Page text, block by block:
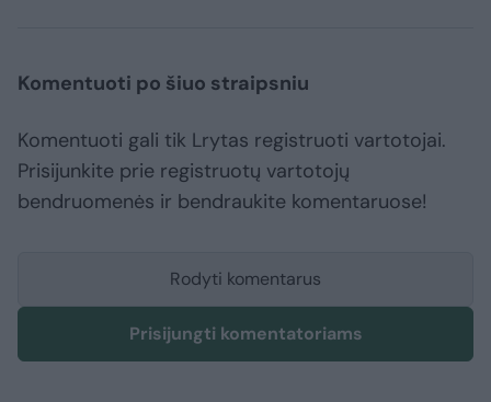
Komentuoti po šiuo straipsniu
Komentuoti gali tik Lrytas registruoti vartotojai.
Prisijunkite prie registruotų vartotojų
bendruomenės ir bendraukite komentaruose!
Rodyti komentarus
Prisijungti komentatoriams